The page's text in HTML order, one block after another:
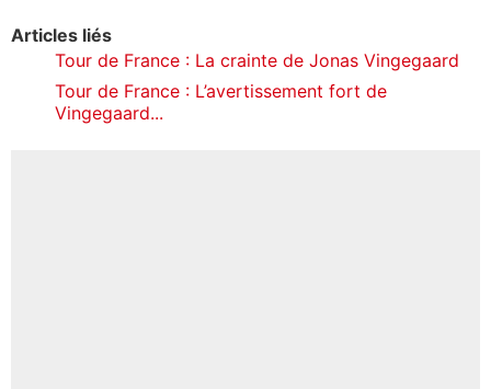
Articles liés
Tour de France : La crainte de Jonas Vingegaard
Tour de France : L’avertissement fort de
Vingegaard...